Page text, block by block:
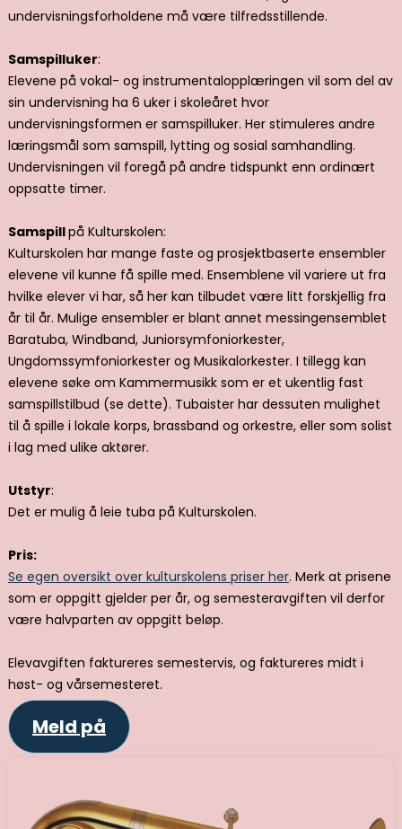
undervisningsforholdene må være tilfredsstillende.
Samspilluker:
Elevene på vokal- og instrumentalopplæringen vil som del av
sin undervisning ha 6 uker i skoleåret hvor
undervisningsformen er samspilluker. Her stimuleres andre
læringsmål som samspill, lytting og sosial samhandling.
Undervisningen vil foregå på andre tidspunkt enn ordinært
oppsatte timer.
Samspillpå Kulturskolen:
Kulturskolen har mange faste og prosjektbaserte ensembler
elevene vil kunne få spille med. Ensemblene vil variere ut fra
hvilke elever vi har, så her kan tilbudet være litt forskjellig fra
år til år. Mulige ensembler er blant annet messingensemblet
Baratuba, Windband, Juniorsymfoniorkester,
Ungdomssymfoniorkester og Musikalorkester. I tillegg kan
elevene søke om Kammermusikk som er et ukentlig fast
samspillstilbud (se dette). Tubaister har dessuten mulighet
til å spille i lokale korps, brassband og orkestre, eller som solist
i lag med ulike aktører.
Utstyr:
Det er mulig å leie tuba på Kulturskolen.
Pris:
Se egen oversikt over kulturskolens priser her. Merk at prisene
som er oppgitt gjelder per år, og semesteravgiften vil derfor
være halvparten av oppgitt beløp.
Elevavgiften faktureres semestervis, og faktureres midt i
høst- og vårsemesteret.
Meld på